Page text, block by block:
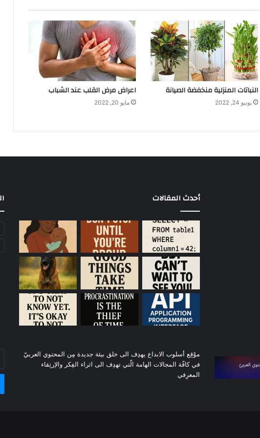
النباتات المنزلية منخفضة الصيانة
يونيو 24, 2022
اعراض مرض القلب عند الشباب
مايو 20, 2022
أحدث المقالات
موْقِع أسلوب الابداع يهدِف الى خلق بيئة جديدة مِن المحتوي العربيّ
في كافّة المجالات الهامة الّتي تهدِف الى اثراء الفِكر والاِرتِقاء
المعرِفي